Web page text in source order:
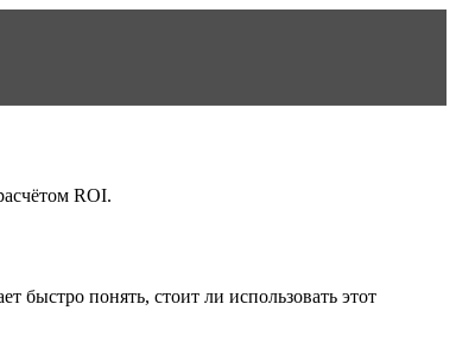
ROI.
быстро понять, стоит ли использовать этот